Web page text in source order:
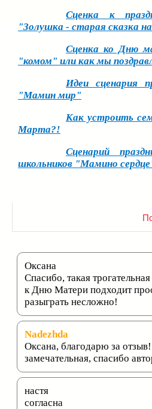
Сценка к
"Золушка - старая сказка
Сценка ко Дню
"комом" или как мы
Идеи сценария
"Мамин мир"
Как устроить
Марта?!
Сценарий
школьников "Мамино
Оксана
Спасибо, такая
к Дню Матери подходит
разыграть несложно!
Nadezhda
Оксана, благодарю за
замечательная, спасибо
настя
согласна